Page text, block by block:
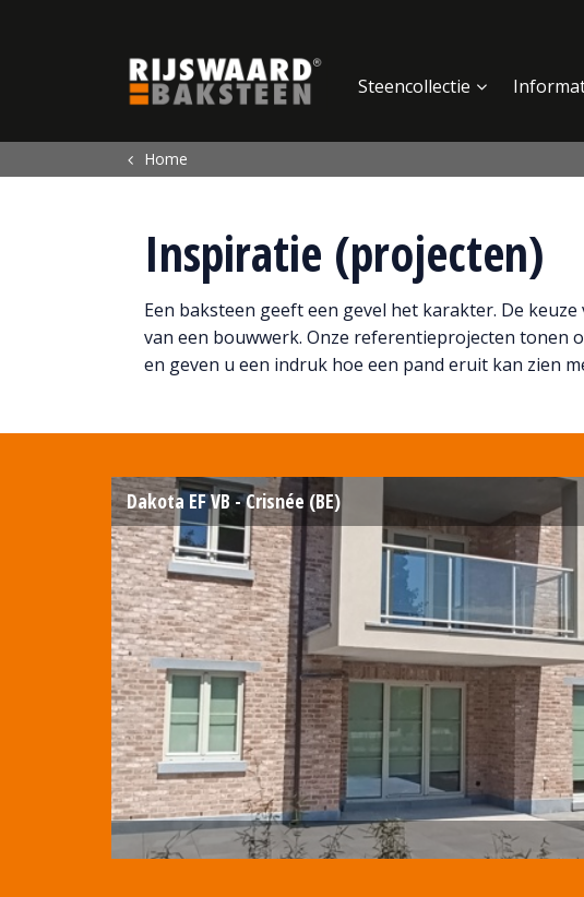
Steencollectie
Home
Inspiratie (projecten)
Een baksteen geeft een gevel het karakter. De
van een bouwwerk. Onze referentieprojecten tonen
en geven u een indruk hoe een pand eruit kan zien
Dakota EF VB - Crisnée (BE)